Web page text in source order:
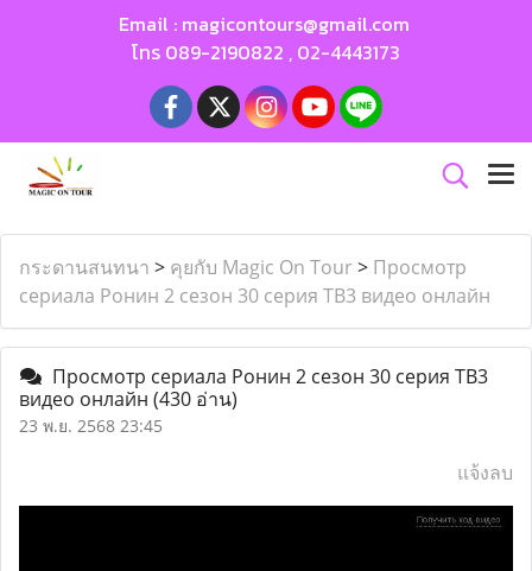
Email : magicontours@gmail.com
โทร 089-2190822 , 02-4443173
กระดานสนทนา > คุยกับ Magic On Tour > Просмотр
сериала Ронин 2 сезон 30 серия ТВ3 видео онлайн
Просмотр сериала Ронин 2 сезон 30 серия ТВ3
видео онлайн (430 อ่าน)
23 พ.ย. 2568 23:45
แจ้งลบ